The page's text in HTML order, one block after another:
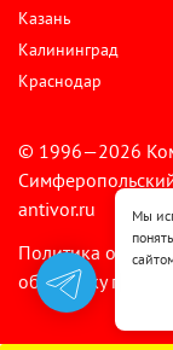
Казань
Калининград
Краснодар
© 1996—2026
antivor.ru
Политика
обработку
Мы